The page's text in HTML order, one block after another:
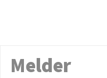
Melder